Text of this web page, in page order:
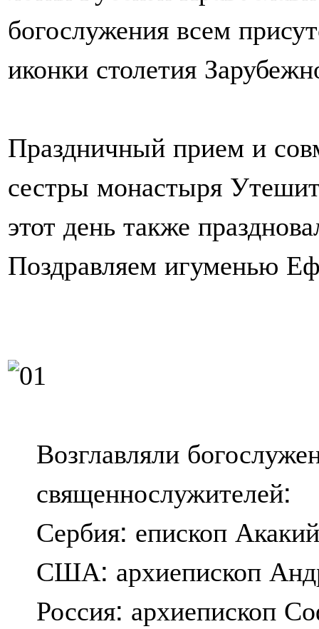
богослужения всем
иконки столетия
Праздничный прием и
сестры монастыря
этот день также
Поздравляем игуменью
Возглавляли
священнослужителей:
Сербия: епископ
США: архиепископ
Россия: архиепископ